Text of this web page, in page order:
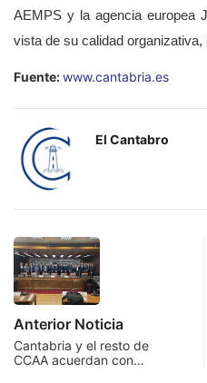
AEMPS y la agencia europea
vista de su calidad
Fuente:www.cantabria.es
El Cantabro
Anterior Noticia
Cantabria y el resto de
CCAA acuerdan con…